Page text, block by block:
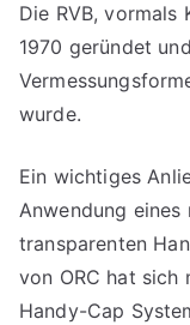
Die RVB, vormals
1970 geründet
wurde.
Ein wichtiges
Anwendung
transparenten
von ORC hat
Handy-Cap